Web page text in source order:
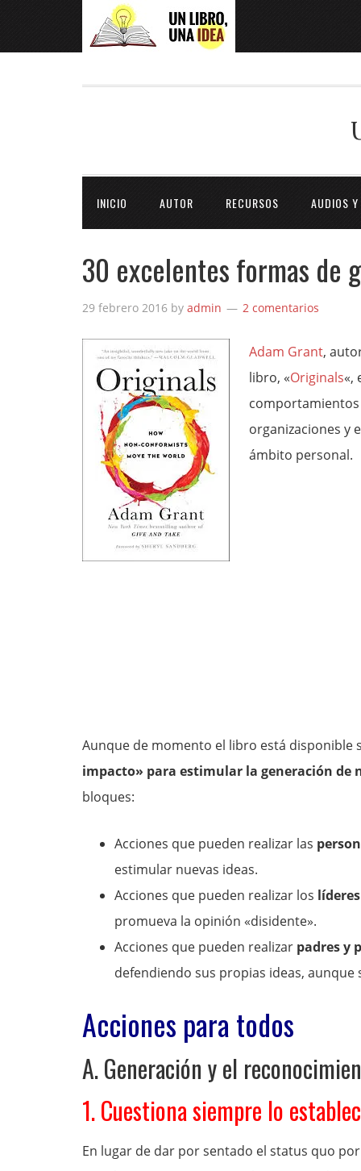
INICIO AUTOR RECURSOS AUDIOS
30 excelentes formas de
29 febrero 2016 by admin 2 comentarios
Adam Grant,
libro, «Originals«,
comportamientos
organizaciones y
ámbito personal.
Aunque de momento el libro está disponible
impacto» para estimular la generación de
bloques:
Acciones que pueden realizar las
estimular nuevas ideas.
Acciones que pueden realizar los líderes
promueva la opinión «disidente».
Acciones que pueden realizar padres y
defendiendo sus propias ideas, aunque
Acciones para todos
A. Generación y el
1. Cuestiona siempre lo
En lugar de dar por sentado el status quo